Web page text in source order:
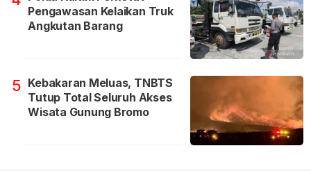
Pengawasan Kelaikan Truk
Angkutan Barang
5 Kebakaran Meluas, TNBTS
Tutup Total Seluruh Akses
Wisata Gunung Bromo